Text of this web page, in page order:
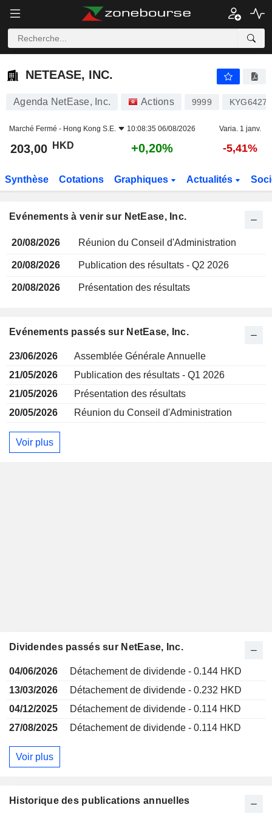
NETEASE, INC.
NETEASE, INC.
Agenda NetEase, Inc. Actions 9999
Marché Fermé - Hong Kong S.E. 10:08:35 06/08/2026 Varia. 1 janv.
203,00 HKD +0,20% -5,41%
Synthèse Cotations Graphiques Actualités
Evénements à venir sur NetEase, Inc.
20/08/2026 Réunion du Conseil d'Administration
20/08/2026 Publication des résultats - Q2 2026
20/08/2026 Présentation des résultats
Evénements passés sur NetEase, Inc.
23/06/2026
Assemblée Générale Annuelle
21/05/2026
Publication des résultats - Q1 2026
21/05/2026
Présentation des résultats
20/05/2026
Réunion du Conseil d'Administration
Voir plus
Dividendes passés sur NetEase, Inc.
04/06/2026
Détachement de dividende - 0.144 HKD
13/03/2026
Détachement de dividende - 0.232 HKD
04/12/2025
Détachement de dividende - 0.114 HKD
27/08/2025
Détachement de dividende - 0.114 HKD
Voir plus
Historique des publications annuelles